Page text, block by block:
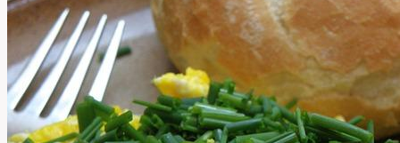
Českém
Překladači:
Detailní
Rozbor